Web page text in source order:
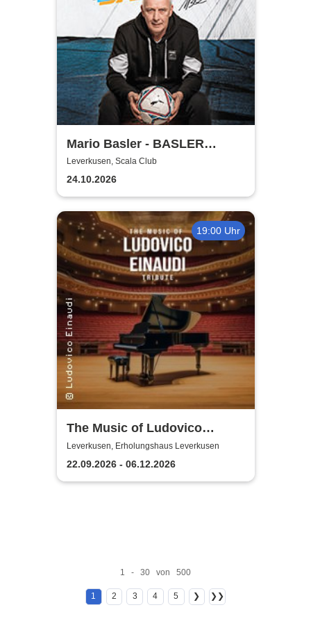
Mario Basler - BASLER
BALLERT - Best of
Leverkusen, Scala Club
24.10.2026
19:00 Uhr
The Music of Ludovico
Einaudi: Tribute-
Klavierkonzert - Ludovico
Einaudi Tribute bei
Leverkusen, Erholungshaus Leverkusen
22.09.2026 - 06.12.2026
1 - 30 von 500
1 2 3 4 5 ❯ ❯❯